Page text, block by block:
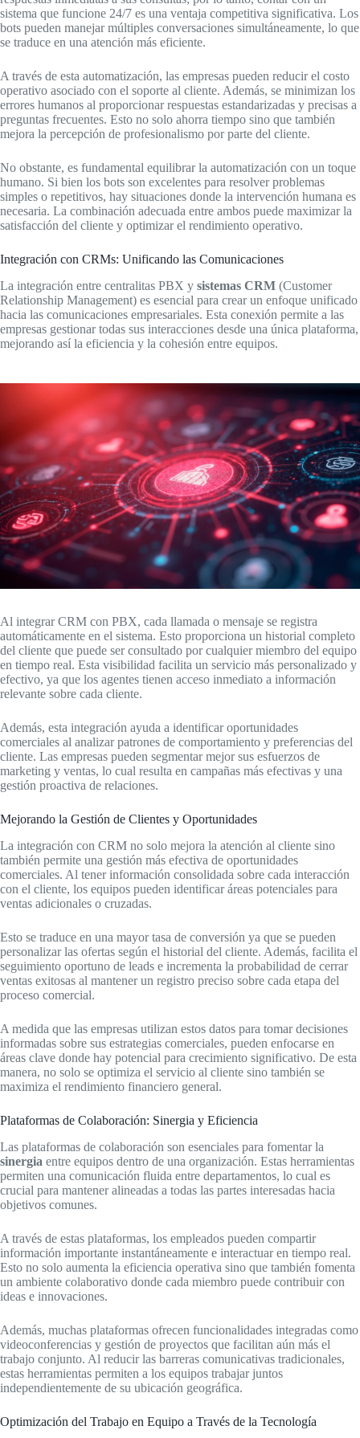
sistema que funcione 24/7 es una ventaja competitiva significativa. Los
bots pueden manejar múltiples conversaciones simultáneamente, lo que
se traduce en una atención más eficiente.
A través de esta automatización, las empresas pueden reducir el costo
operativo asociado con el soporte al cliente. Además, se minimizan los
errores humanos al proporcionar respuestas estandarizadas y precisas a
preguntas frecuentes. Esto no solo ahorra tiempo sino que también
mejora la percepción de profesionalismo por parte del cliente.
No obstante, es fundamental equilibrar la automatización con un toque
humano. Si bien los bots son excelentes para resolver problemas
simples o repetitivos, hay situaciones donde la intervención humana es
necesaria. La combinación adecuada entre ambos puede maximizar la
satisfacción del cliente y optimizar el rendimiento operativo.
Integración con CRMs: Unificando las Comunicaciones
La integración entre centralitas PBX y sistemas CRM (Customer
Relationship Management) es esencial para crear un enfoque unificado
hacia las comunicaciones empresariales. Esta conexión permite a las
empresas gestionar todas sus interacciones desde una única plataforma,
mejorando así la eficiencia y la cohesión entre equipos.
Al integrar CRM con PBX, cada llamada o mensaje se registra
automáticamente en el sistema. Esto proporciona un historial completo
del cliente que puede ser consultado por cualquier miembro del equipo
en tiempo real. Esta visibilidad facilita un servicio más personalizado y
efectivo, ya que los agentes tienen acceso inmediato a información
relevante sobre cada cliente.
Además, esta integración ayuda a identificar oportunidades
comerciales al analizar patrones de comportamiento y preferencias del
cliente. Las empresas pueden segmentar mejor sus esfuerzos de
marketing y ventas, lo cual resulta en campañas más efectivas y una
gestión proactiva de relaciones.
Mejorando la Gestión de Clientes y Oportunidades
La integración con CRM no solo mejora la atención al cliente sino
también permite una gestión más efectiva de oportunidades
comerciales. Al tener información consolidada sobre cada interacción
con el cliente, los equipos pueden identificar áreas potenciales para
ventas adicionales o cruzadas.
Esto se traduce en una mayor tasa de conversión ya que se pueden
personalizar las ofertas según el historial del cliente. Además, facilita el
seguimiento oportuno de leads e incrementa la probabilidad de cerrar
ventas exitosas al mantener un registro preciso sobre cada etapa del
proceso comercial.
A medida que las empresas utilizan estos datos para tomar decisiones
informadas sobre sus estrategias comerciales, pueden enfocarse en
áreas clave donde hay potencial para crecimiento significativo. De esta
manera, no solo se optimiza el servicio al cliente sino también se
maximiza el rendimiento financiero general.
Plataformas de Colaboración: Sinergia y Eficiencia
Las plataformas de colaboración son esenciales para fomentar la
sinergia entre equipos dentro de una organización. Estas herramientas
permiten una comunicación fluida entre departamentos, lo cual es
crucial para mantener alineadas a todas las partes interesadas hacia
objetivos comunes.
A través de estas plataformas, los empleados pueden compartir
información importante instantáneamente e interactuar en tiempo real.
Esto no solo aumenta la eficiencia operativa sino que también fomenta
un ambiente colaborativo donde cada miembro puede contribuir con
ideas e innovaciones.
Además, muchas plataformas ofrecen funcionalidades integradas como
videoconferencias y gestión de proyectos que facilitan aún más el
trabajo conjunto. Al reducir las barreras comunicativas tradicionales,
estas herramientas permiten a los equipos trabajar juntos
independientemente de su ubicación geográfica.
Optimización del Trabajo en Equipo a Través de la Tecnología